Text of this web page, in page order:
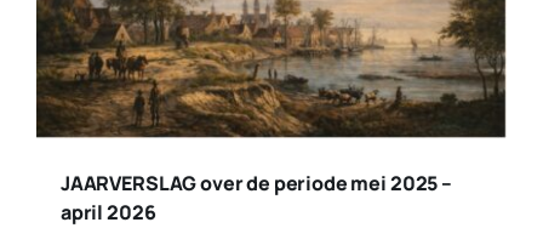
JAARVERSLAG over de periode mei 2025 –
april 2026